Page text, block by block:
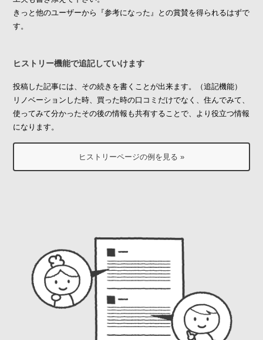
きっと他のユーザーから『参考になった』との賞賛を得られるはずで
す。
ヒストリー機能で追記していけます
投稿した記事には、その続きを書くことが出来ます。（追記機能）
リノベーションした時、買った時の口コミだけでなく、住んでみて、
使ってみて分かったその後の情報も共有することで、より役立つ情報
になります。
ヒストリーページの例を見る »